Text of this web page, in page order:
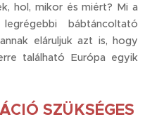
hol, mikor és miért? Mi a
bábtáncoltató
eláruljuk azt is, hogy
található Európa egyik
SZÜKSÉGES